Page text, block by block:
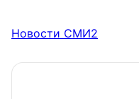
Новости СМИ2